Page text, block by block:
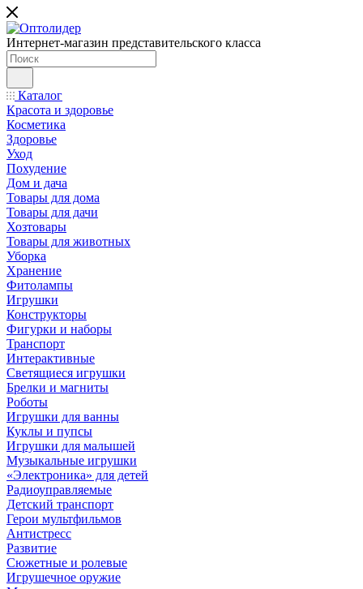
Интернет-магазин представительского класса
Каталог
Красота и здоровье
Косметика
Здоровье
Уход
Похудение
Дом и дача
Товары для дома
Товары для дачи
Хозтовары
Товары для животных
Уборка
Хранение
Фитолампы
Игрушки
Конструкторы
Фигурки и наборы
Транспорт
Интерактивные
Светящиеся игрушки
Брелки и магниты
Роботы
Игрушки для ванны
Куклы и пупсы
Игрушки для малышей
Музыкальные игрушки
«Электроника» для детей
Радиоуправляемые
Детский транспорт
Герои мультфильмов
Антистресс
Развитие
Сюжетные и ролевые
Игрушечное оружие